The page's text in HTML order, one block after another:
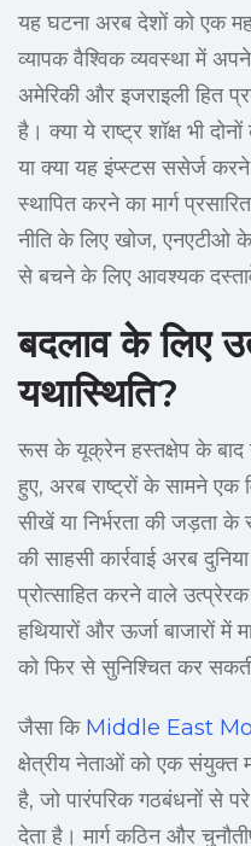
यह घटना अरब देशों को एक
व्यापक वैश्विक व्यवस्था में
अमेरिकी और इजराइली हित
है। क्या ये राष्ट्र शॉक्ष भी
या क्या यह इंप्स्टस ससेर्ज
स्थापित करने का मार्ग
नीति के लिए खोज, एनएटीओ के
से बचने के लिए आवश्यक
बदलाव के लिए
यथास्थिति?
रूस के यूक्रेन हस्तक्षेप के बाद
हुए, अरब राष्ट्रों के सामने एक
सीखें या निर्भरता की जड़ता
की साहसी कार्रवाई अरब
प्रोत्साहित करने वाले
हथियारों और ऊर्जा बाजारों में
को फिर से सुनिश्चित कर
जैसा कि Middle East
क्षेत्रीय नेताओं को एक संयुक्त
है, जो पारंपरिक गठबंधनों से
देता है। मार्ग कठिन और